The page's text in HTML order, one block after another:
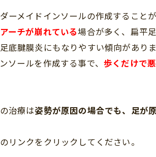
ーメイドインソールの作成することが
ーチが崩れている場合が多く、扁平
底腱膜炎にもなりやすい傾向がありま
ソールを作成する事で、歩くだけで
治療は姿勢が原因の場合でも、足が
リンクをクリックしてください。